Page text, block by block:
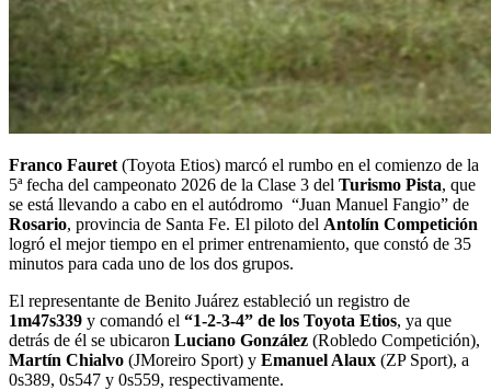
Franco Fauret (Toyota Etios) marcó el rumbo en el comienzo de la
5ª fecha del campeonato 2026 de la Clase 3 del Turismo Pista, que
se está llevando a cabo en el autódromo “Juan Manuel Fangio” de
Rosario, provincia de Santa Fe. El piloto del Antolín Competición
logró el mejor tiempo en el primer entrenamiento, que constó de 35
minutos para cada uno de los dos grupos.
El representante de Benito Juárez estableció un registro de
1m47s339 y comandó el “1-2-3-4” de los Toyota Etios, ya que
detrás de él se ubicaron Luciano González (Robledo Competición),
Martín Chialvo (JMoreiro Sport) y Emanuel Alaux (ZP Sport), a
0s389, 0s547 y 0s559, respectivamente.